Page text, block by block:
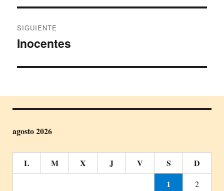
SIGUIENTE
Entrada
Inocentes
agosto 2026
L M X J V S
D
1
2